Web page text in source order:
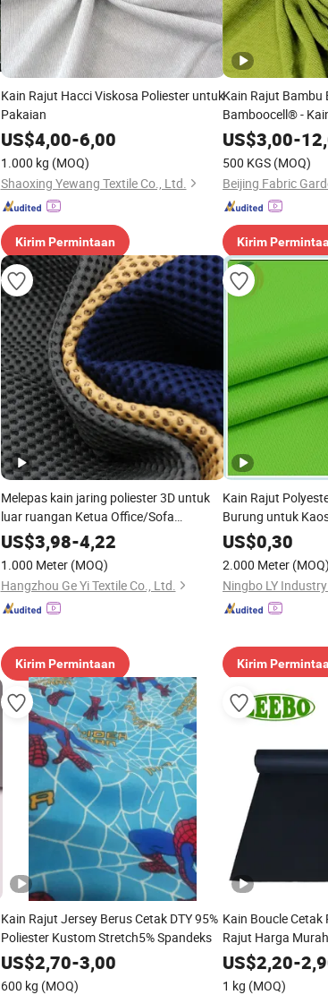
Kain Rajut Hacci Viskosa Poliester untuk
Pakaian
US$4,00-6,00
1.000 kg (MOQ)
Shaoxing Yewang Textile Co., Ltd.
Kirim Permintaan
Kain Rajut Bambu
Bamboocell® -
Fungsional
US$3,00-
500 KGS (MOQ)
Kirim
Melepas kain jaring poliester 3D untuk
luar ruangan Ketua Office/Sofa
gelembung
US$3,98-4,22
1.000 Meter (MOQ)
Hangzhou Ge Yi Textile Co., Ltd.
Kirim Permintaan
Kain Rajut
Burung untuk
US$0,30
2.000 Meter (MOQ)
Ningbo LY
Kirim
Kain Rajut Jersey Berus Cetak DTY 95%
Poliester Kustom Stretch5% Spandeks
US$2,70-3,00
600 kg (MOQ)
Kain Boucle Cetak
Rajut Harga Murah
US$2,20-
1 kg (MOQ)